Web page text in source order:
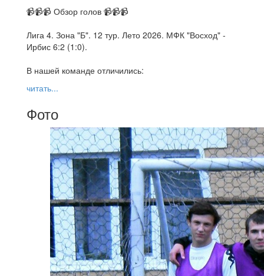
📹📹📹 Обзор голов 📹📹📹
Лига 4. Зона "Б". 12 тур. Лето 2026. МФК "Восход" -
Ирбис 6:2 (1:0).
В нашей команде отличились:
читать...
Фото